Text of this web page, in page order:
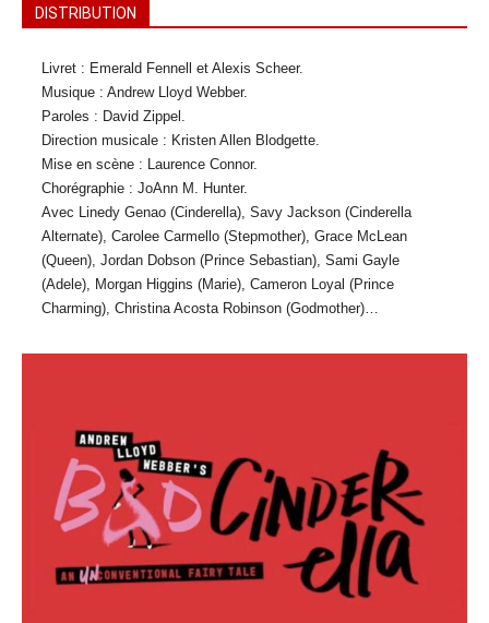
DISTRIBUTION
Livret : Emerald Fennell et Alexis Scheer.
Musique : Andrew Lloyd Webber.
Paroles : David Zippel.
Direction musicale : Kristen Allen Blodgette.
Mise en scène : Laurence Connor.
Chorégraphie : JoAnn M. Hunter.
Avec Linedy Genao (Cinderella), Savy Jackson (Cinderella
Alternate), Carolee Carmello (Stepmother), Grace McLean
(Queen), Jordan Dobson (Prince Sebastian), Sami Gayle
(Adele), Morgan Higgins (Marie), Cameron Loyal (Prince
Charming), Christina Acosta Robinson (Godmother)…